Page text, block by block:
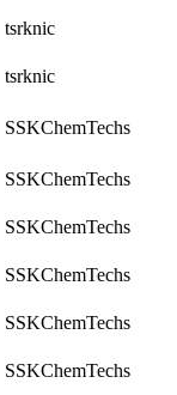
tsrknic
tsrknic
SSKChemTechs
SSKChemTechs
SSKChemTechs
SSKChemTechs
SSKChemTechs
SSKChemTechs